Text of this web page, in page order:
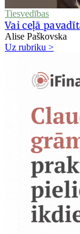
Tiesvedības
Vai ceļā
Alise Paškovska
Uz rubriku >